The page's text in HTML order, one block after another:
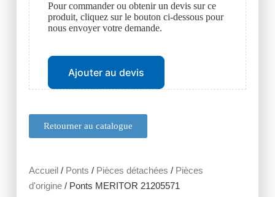
Retourner au catalogue
Accueil/ Ponts / Pièces détachées / Pièces
d'origine/ Ponts MERITOR 21205571
Pour commander ou obtenir un devis sur ce
produit, cliquez sur le bouton ci-dessous pour
nous envoyer votre demande.
Ajouter au devis